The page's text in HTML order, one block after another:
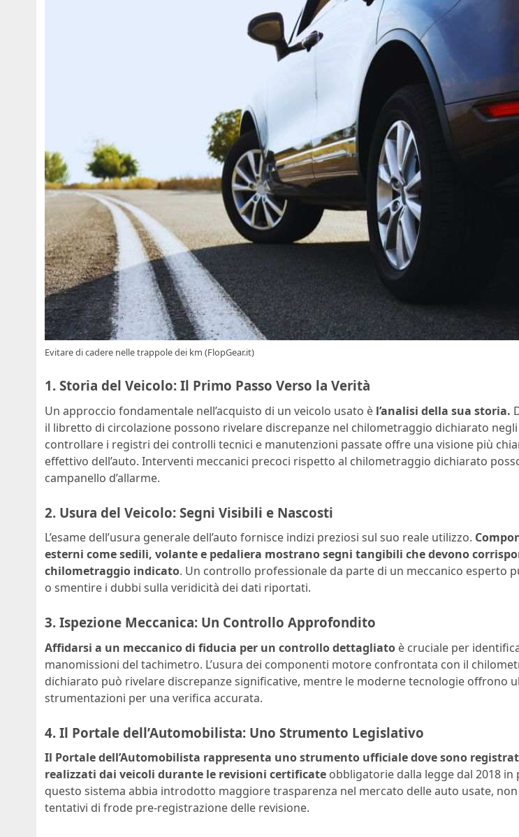
Evitare di cadere nelle trappole dei km (FlopGear.it)
1. Storia del Veicolo: Il Primo Passo Verso la Verità
Un approccio fondamentale nell’acquisto di un veicolo usato è l’analisi della sua storia.
il libretto di circolazione possono rivelare discrepanze nel chilometraggio dichiarato
controllare i registri dei controlli tecnici e manutenzioni passate offre una visione più
effettivo dell’auto. Interventi meccanici precoci rispetto al chilometraggio dichiarato
campanello d’allarme.
2. Usura del Veicolo: Segni Visibili e Nascosti
L’esame dell’usura generale dell’auto fornisce indizi preziosi sul suo reale utilizzo.
esterni come sedili, volante e pedaliera mostrano segni tangibili che devono
chilometraggio indicato. Un controllo professionale da parte di un meccanico esperto
o smentire i dubbi sulla veridicità dei dati riportati.
3. Ispezione Meccanica: Un Controllo Approfondito
Affidarsi a un meccanico di fiducia per un controllo dettagliato è cruciale per
manomissioni del tachimetro. L’usura dei componenti motore confrontata con il
dichiarato può rivelare discrepanze significative, mentre le moderne tecnologie offrono
strumentazioni per una verifica accurata.
4. Il Portale dell’Automobilista: Uno Strumento Legislativo
Il Portale dell’Automobilista rappresenta uno strumento ufficiale dove sono
realizzati dai veicoli durante le revisioni certificate obbligatorie dalla legge dal 2018 in
questo sistema abbia introdotto maggiore trasparenza nel mercato delle auto usate, non
tentativi di frode pre-registrazione delle revisione.